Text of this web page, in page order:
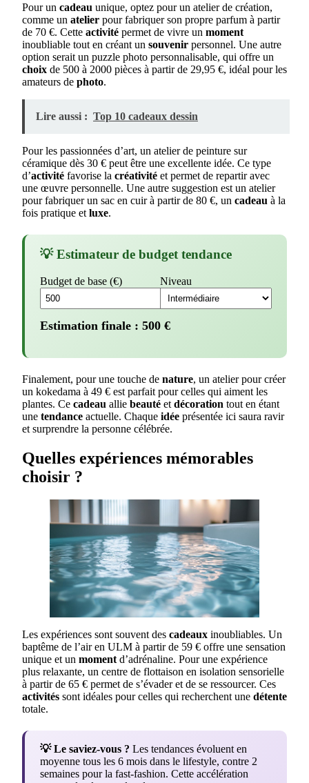
Pour un cadeau unique, optez pour un atelier de création,
comme un atelier pour fabriquer son propre parfum à partir
de 70 €. Cette activité permet de vivre un moment
inoubliable tout en créant un souvenir personnel. Une autre
option serait un puzzle photo personnalisable, qui offre un
choix de 500 à 2000 pièces à partir de 29,95 €, idéal pour les
amateurs de photo.
Lire aussi : Top 10 cadeaux dessin
Pour les passionnées d’art, un atelier de peinture sur
céramique dès 30 € peut être une excellente idée. Ce type
d’activité favorise la créativité et permet de repartir avec
une œuvre personnelle. Une autre suggestion est un atelier
pour fabriquer un sac en cuir à partir de 80 €, un cadeau à la
fois pratique et luxe.
💡 Estimateur de budget tendance
Budget de base (€) Niveau
Estimation finale : 500 €
Finalement, pour une touche de nature, un atelier pour créer
un kokedama à 49 € est parfait pour celles qui aiment les
plantes. Ce cadeau allie beauté et décoration tout en étant
une tendance actuelle. Chaque idée présentée ici saura ravir
et surprendre la personne célébrée.
Quelles expériences mémorables
choisir ?
Les expériences sont souvent des cadeaux inoubliables. Un
baptême de l’air en ULM à partir de 59 € offre une sensation
unique et un momentd’adrénaline. Pour une expérience
plus relaxante, un centre de flottaison en isolation sensorielle
à partir de 65 € permet de s’évader et de se ressourcer. Ces
activités sont idéales pour celles qui recherchent une détente
totale.
💡 Le saviez-vous ? Les tendances évoluent en
moyenne tous les 6 mois dans le lifestyle, contre 2
semaines pour la fast-fashion. Cette accélération